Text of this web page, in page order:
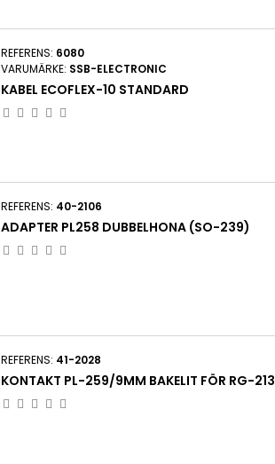
REFERENS: 6080
VARUMÄRKE: SSB-ELECTRONIC
KABEL ECOFLEX-10 STANDARD
REFERENS: 40-2106
ADAPTER PL258 DUBBELHONA (SO-239)
REFERENS: 41-2028
KONTAKT PL-259/9MM BAKELIT FÖR RG-213